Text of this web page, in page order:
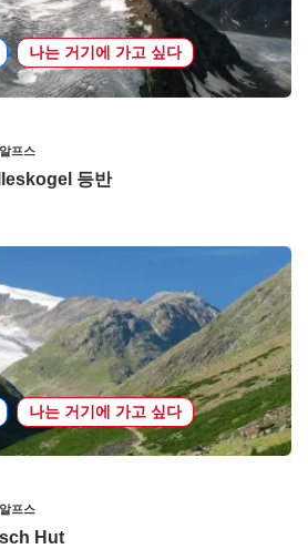
나는 거기에 가고 싶다
프스
등반
나는 거기에 가고 싶다
프스
Hut